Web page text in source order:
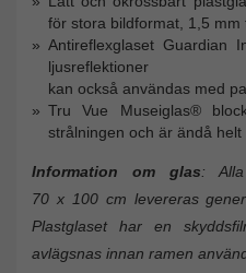
för stora bildformat, 1,5 mm
Antireflexglaset Guardian
ljusreflektioner
kan också användas med
Tru Vue Museiglas®
strålningen och är ändå
Information om glas:
70 x 100 cm levereras
Plastglaset har en
avlägsnas innan ramen